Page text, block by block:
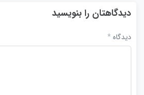
دیدگاهتان را بنویسید
دیدگاه *